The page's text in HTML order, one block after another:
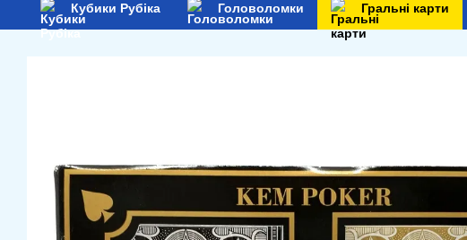
Кубики Рубіка Головоломки Гральні карти